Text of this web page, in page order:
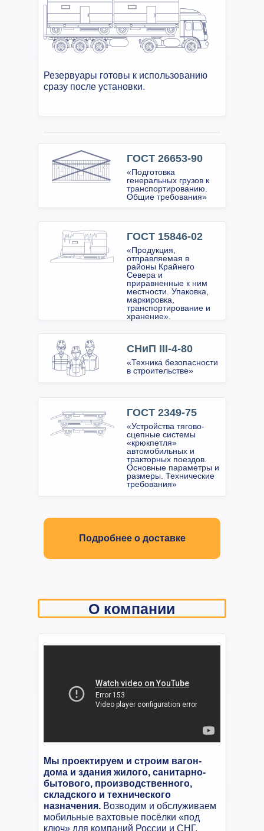
Резервуары готовы к использованию
сразу после установки.
«Подготовка
генеральных грузов к
транспортированию.
Общие требования»
ГОСТ 26653-90
«Продукция,
отправляемая в
районы Крайнего
Севера и
приравненные к ним
местности. Упаковка,
маркировка,
транспортирование и
хранение».
ГОСТ 15846-02
«Техника безопасности
в строительстве»
СНиП III-4-80
«Устройства тягово-
сцепные системы
«крюкпетля»
автомобильных и
тракторных поездов.
Основные параметры и
размеры. Технические
требования»
ГОСТ 2349-75
Подробнее о доставке
О компании
Мы проектируем и строим вагон-
дома и здания жилого, санитарно-
бытового, производственного,
складского и технического
назначения. Возводим и обслуживаем
мобильные вахтовые посёлки «под
ключ» для компаний России и СНГ.